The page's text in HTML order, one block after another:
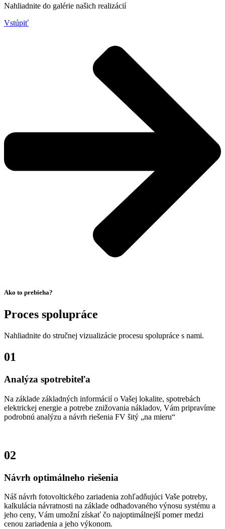
Nahliadnite do galérie našich realizácií
Vstúpiť
Ako to prebieha?
Proces spolupráce
Nahliadnite do stručnej vizualizácie procesu spolupráce s nami.
01
Analýza spotrebiteľa
Na základe základných informácií o Vašej lokalite, spotrebách
elektrickej energie a potrebe znižovania nákladov, Vám pripravíme
podrobnú analýzu a návrh riešenia FV šitý „na mieru“
02
Návrh optimálneho riešenia
Náš návrh fotovoltického zariadenia zohľadňujúci Vaše potreby,
kalkulácia návratnosti na základe odhadovaného výnosu systému a
jeho ceny, Vám umožní získať čo najoptimálnejší pomer medzi
cenou zariadenia a jeho výkonom.